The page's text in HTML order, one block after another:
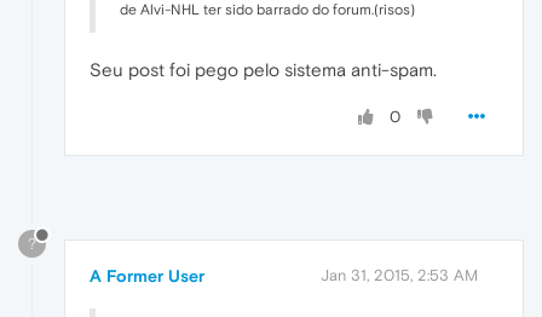
de Alvi-NHL ter sido barrado do forum.(risos)
Seu post foi pego pelo sistema anti-spam.
0
?
A Former User Jan 31, 2015, 2:53 AM